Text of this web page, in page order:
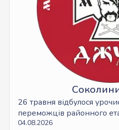
26 травня відбулося
переможців районного
військово-патріотичної
04.08.2026